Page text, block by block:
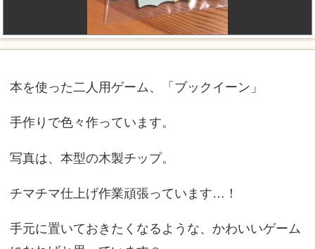
本を使った二人用ゲーム、「ブックイーン」
手作りで色々作っています。
写真は、本型の木製チップ。
チマチマ仕上げ作業頑張っています…！
手元に置いておきたくなるような、かわいいゲーム